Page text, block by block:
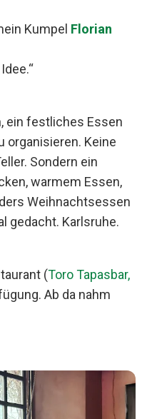
bleiben.
...
Kumpel Florian
ein festliches Essen
organisieren. Keine
Sondern ein
warmem Essen,
Weihnachtsessen
gedacht. Karlsruhe.
(Toro Tapasbar,
Ab da nahm